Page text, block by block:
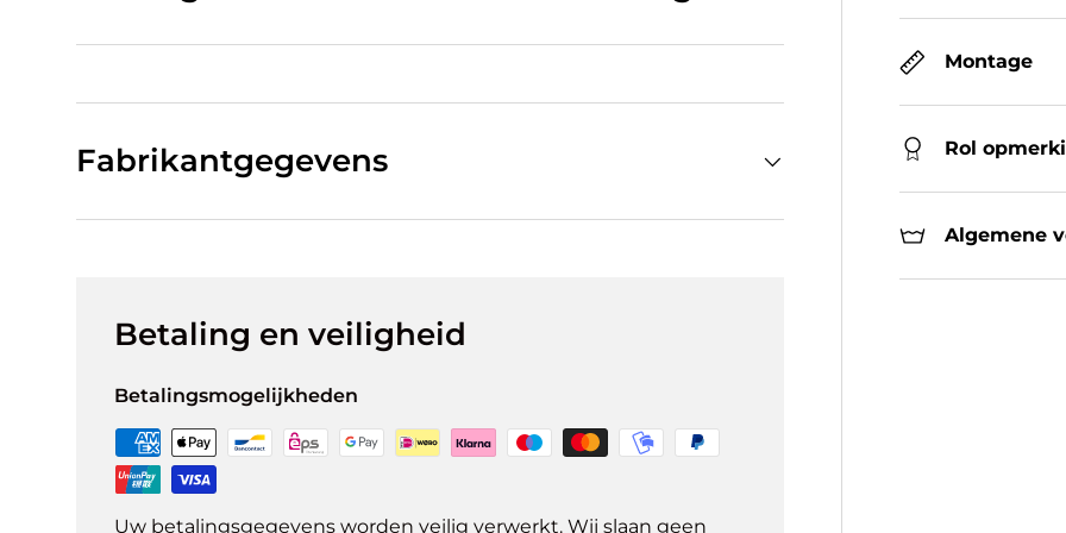
Montage
Rol
Algemene
Fabrikantgegevens
Betaling en veiligheid
Betalingsmogelijkheden
Uw betalingsgegevens worden veilig verwerkt. Wij slaan geen